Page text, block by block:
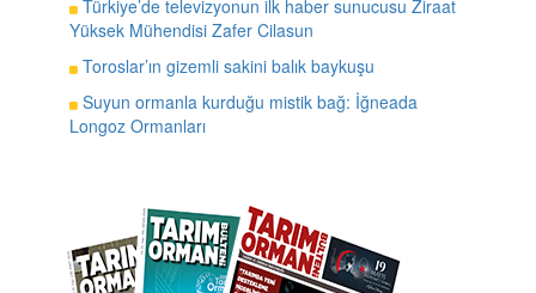
Türkiye’de televizyonun ilk haber sunucusu Ziraat
Yüksek Mühendisi Zafer Cilasun
Toroslar’ın gizemli sakini balık baykuşu
Suyun ormanla kurduğu mistik bağ: İğneada
Longoz Ormanları